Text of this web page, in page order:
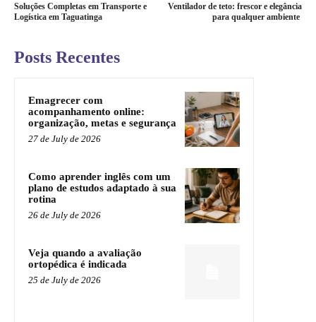
Soluções Completas em Transporte e
Logística em Taguatinga
Ventilador de teto: frescor e elegância
para qualquer ambiente
Posts Recentes
Emagrecer com
acompanhamento online:
organização, metas e segurança
27 de July de 2026
Como aprender inglês com um
plano de estudos adaptado à sua
rotina
26 de July de 2026
Veja quando a avaliação
ortopédica é indicada
25 de July de 2026